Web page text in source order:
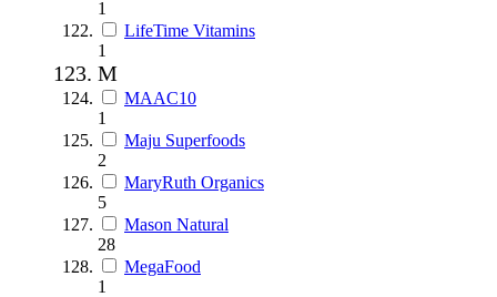
1
LifeTime Vitamins
1
M
MAAC10
1
Maju Superfoods
2
MaryRuth Organics
5
Mason Natural
28
MegaFood
1